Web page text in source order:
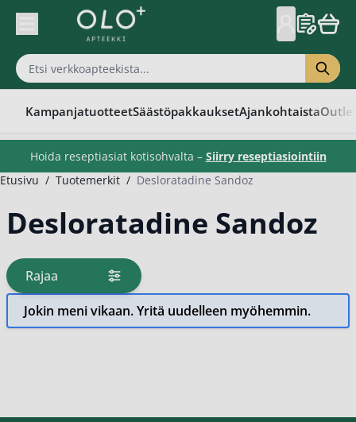
Skip to Content
KampanjatuotteetSäästöpakkauksetAjankohtaista
Hoida reseptiasiat kotisohvalta – Siirry reseptiasiointiin
Etusivu / Tuotemerkit / Desloratadine Sandoz
Desloratadine Sandoz
Rajaa
tuotteita
Jokin meni vikaan. Yritä uudelleen myöhemmin.